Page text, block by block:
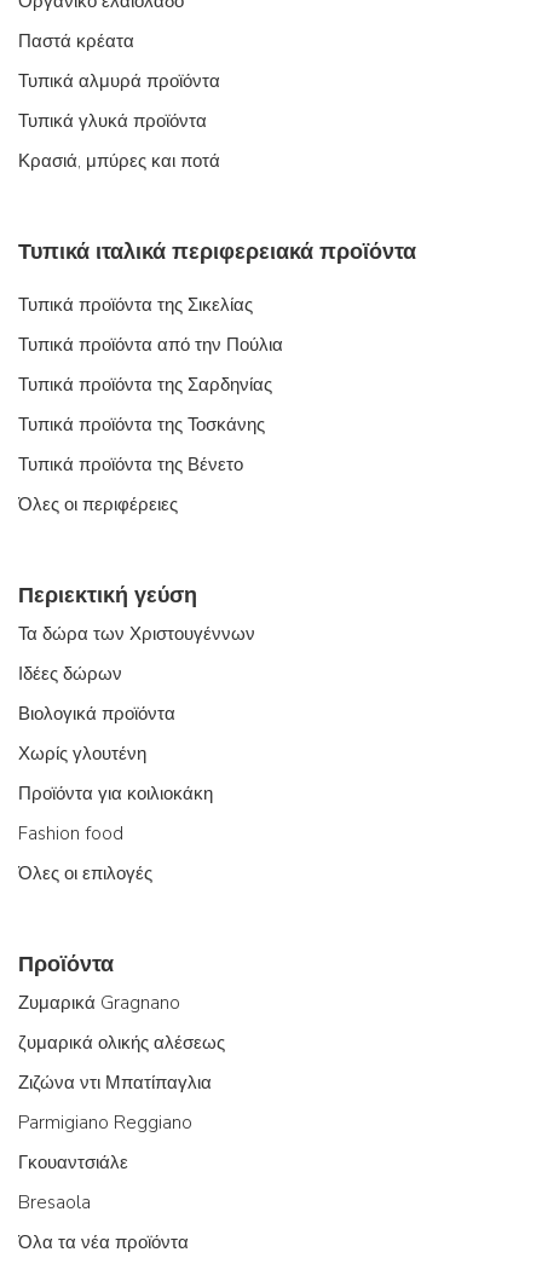
Παστά κρέατα
Τυπικά αλμυρά προϊόντα
Τυπικά γλυκά προϊόντα
Κρασιά, μπύρες και ποτά
Τυπικά ιταλικά περιφερειακά προϊόντα
Τυπικά προϊόντα της Σικελίας
Τυπικά προϊόντα από την Πούλια
Τυπικά προϊόντα της Σαρδηνίας
Τυπικά προϊόντα της Τοσκάνης
Τυπικά προϊόντα της Βένετο
Όλες οι περιφέρειες
Περιεκτική γεύση
Τα δώρα των Χριστουγέννων
Ιδέες δώρων
Βιολογικά προϊόντα
Χωρίς γλουτένη
Προϊόντα για κοιλιοκάκη
Fashion food
Όλες οι επιλογές
Προϊόντα
Ζυμαρικά Gragnano
ζυμαρικά ολικής αλέσεως
Ζιζώνα ντι Μπατίπαγλια
Parmigiano Reggiano
Γκουαντσιάλε
Bresaola
Όλα τα νέα προϊόντα